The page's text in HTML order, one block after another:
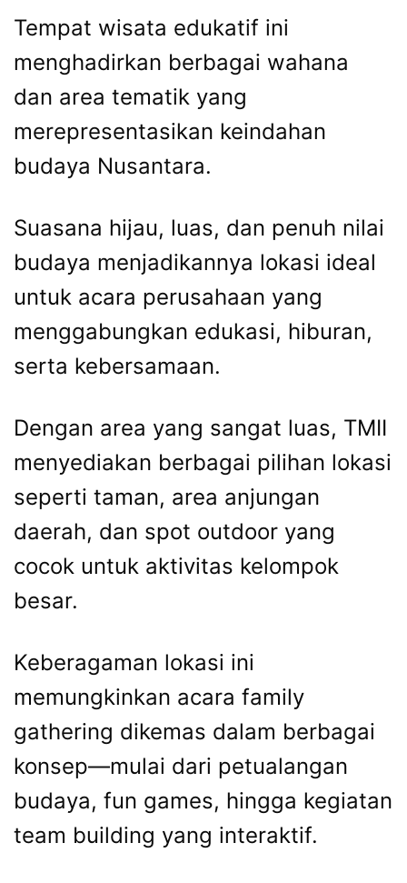
Tempat wisata edukatif ini
menghadirkan berbagai wahana
dan area tematik yang
merepresentasikan keindahan
budaya Nusantara.
Suasana hijau, luas, dan penuh nilai
budaya menjadikannya lokasi ideal
untuk acara perusahaan yang
menggabungkan edukasi, hiburan,
serta kebersamaan.
Dengan area yang sangat luas, TMII
menyediakan berbagai pilihan lokasi
seperti taman, area anjungan
daerah, dan spot outdoor yang
cocok untuk aktivitas kelompok
besar.
Keberagaman lokasi ini
memungkinkan acara family
gathering dikemas dalam berbagai
konsep—mulai dari petualangan
budaya, fun games, hingga kegiatan
team building yang interaktif.